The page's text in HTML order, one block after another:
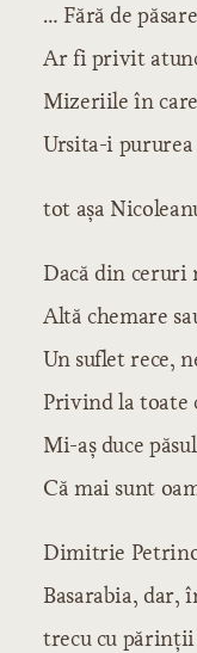
… Fără de păsare
Ar fi privit
Mizeriile în
Ursita-i pururea
tot aşa
Dacă din ceruri
Altă chemare
Un suflet rece,
Privind la toate
Mi-aş duce
Că mai sunt
Dimitrie
Basarabia,
trecu cu părinţii